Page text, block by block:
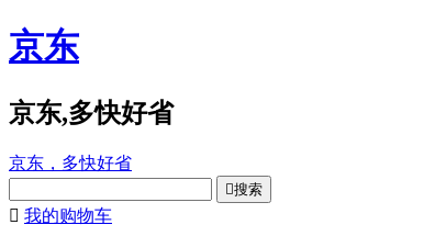
京东
京东,多快好省
京东，多快好省
搜索
 我的购物车